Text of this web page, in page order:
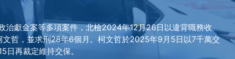
治獻金案等多項案件，北檢2024年12月26日以違背職務收
文哲，並求刑28年6個月。柯文哲於2025年9月5日以7千萬交
日再裁定維持交保。